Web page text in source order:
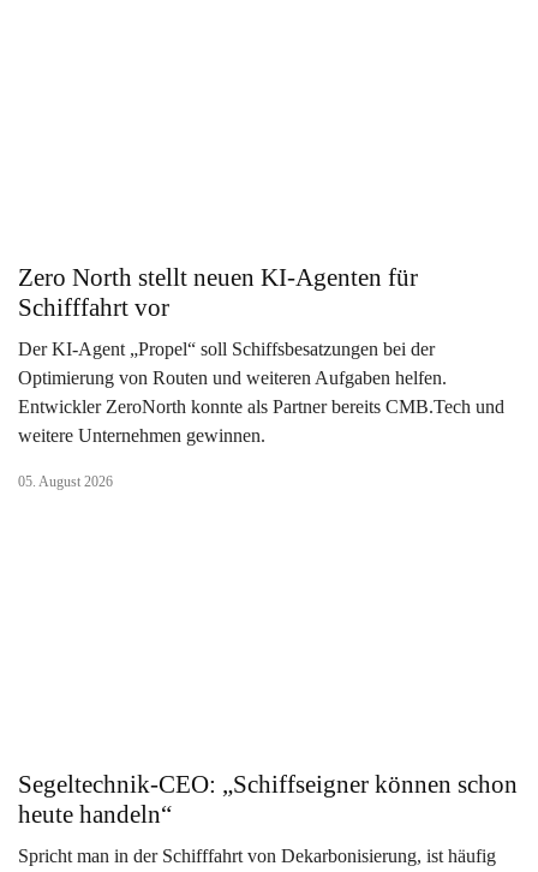
Zero North stellt neuen KI-Agenten für
Schifffahrt vor
Der KI-Agent „Propel“ soll Schiffsbesatzungen bei der
Optimierung von Routen und weiteren Aufgaben helfen.
Entwickler ZeroNorth konnte als Partner bereits CMB.Tech und
weitere Unternehmen gewinnen.
05. August 2026
Segeltechnik-CEO: „Schiffseigner können schon
heute handeln“
Spricht man in der Schifffahrt von Dekarbonisierung, ist häufig